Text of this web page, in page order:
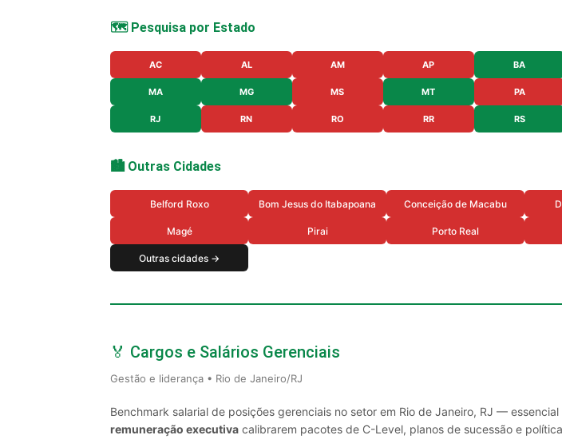
🗺️ Pesquisa por Estado
AC AL AM AP BA
MA MG MS MT PA
RJ RN RO RR RS
🏙️ Outras Cidades
Belford Roxo Bom Jesus do Itabapoana Conceição de Macabu
Magé Pirai Porto Real
Outras cidades →
🏅 Cargos e Salários Gerenciais
Gestão e liderança • Rio de Janeiro/RJ
Benchmark salarial de posições gerenciais no setor em Rio de Janeiro, RJ — essencial
remuneração executiva calibrarem pacotes de C-Level, planos de sucessão e